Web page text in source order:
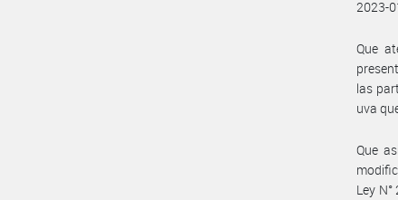
2023-
Que
las
uva
Que
Ley